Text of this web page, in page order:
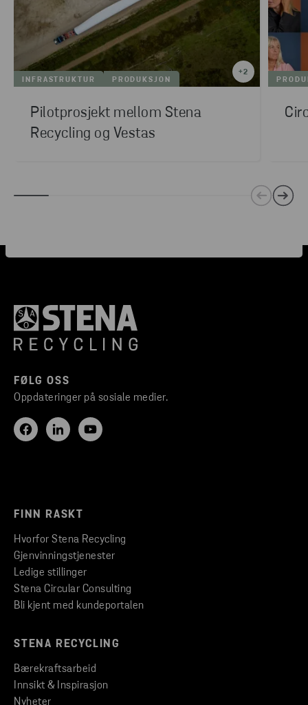
+2
INFRASTRUKTUR
PRODUKSJON
Pilotprosjekt mellom Stena
Recycling og Vestas
FØLG OSS
Oppdateringer på sosiale medier.
FINN RASKT
Hvorfor Stena Recycling
Gjenvinningstjenester
Ledige stillinger
Stena Circular Consulting
Bli kjent med kundeportalen
STENA RECYCLING
Bærekraftsarbeid
Innsikt & Inspirasjon
Nyheter